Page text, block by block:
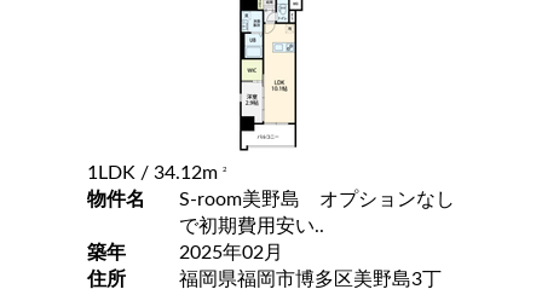
1LDK / 34.12m 2
物件名
S-room美野島 オプションなし
で初期費用安い..
築年
2025年02月
住所
福岡県福岡市博多区美野島3丁